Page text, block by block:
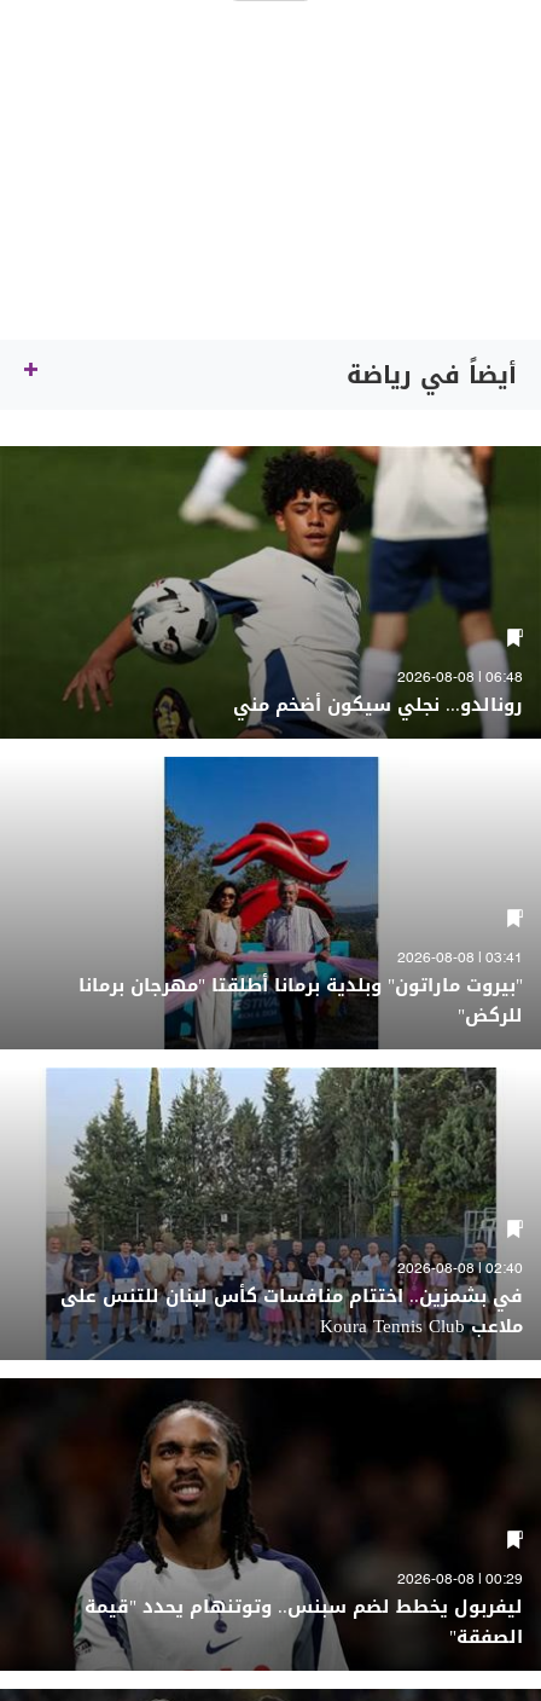
أيضاً في رياضة
06:48 | 2026-08-08
رونالدو... نجلي سيكون أضخم مني
03:41 | 2026-08-08
"بيروت ماراتون" وبلدية برمانا أطلقتا "مهرجان برمانا
للركض"
02:40 | 2026-08-08
في بشمزين.. اختتام منافسات كأس لبنان للتنس على
ملاعب Koura Tennis Club
00:29 | 2026-08-08
ليفربول يخطط لضم سبنس.. وتوتنهام يحدد "قيمة
الصفقة"